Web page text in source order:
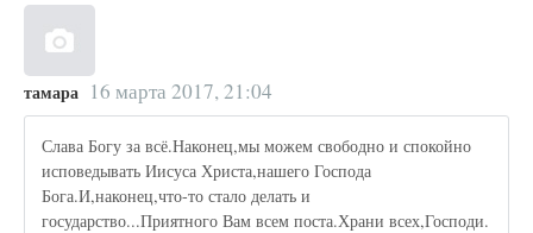
тамара 16 марта 2017, 21:04
Слава Богу за всё.Наконец,мы можем свободно и спокойно
исповедывать Иисуса Христа,нашего Господа
Бога.И,наконец,что-то стало делать и
государство...Приятного Вам всем поста.Храни всех,Господи.